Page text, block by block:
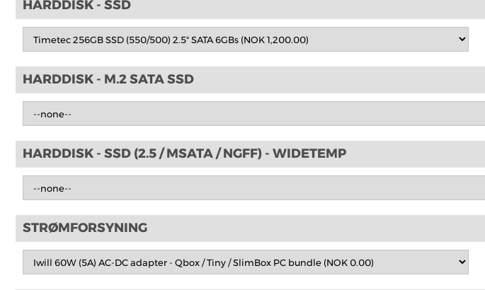
HARDDISK - SSD
HARDDISK - M.2 SATA SSD
HARDDISK - SSD (2.5 / MSATA / NGFF) - WIDETEMP
STRØMFORSYNING